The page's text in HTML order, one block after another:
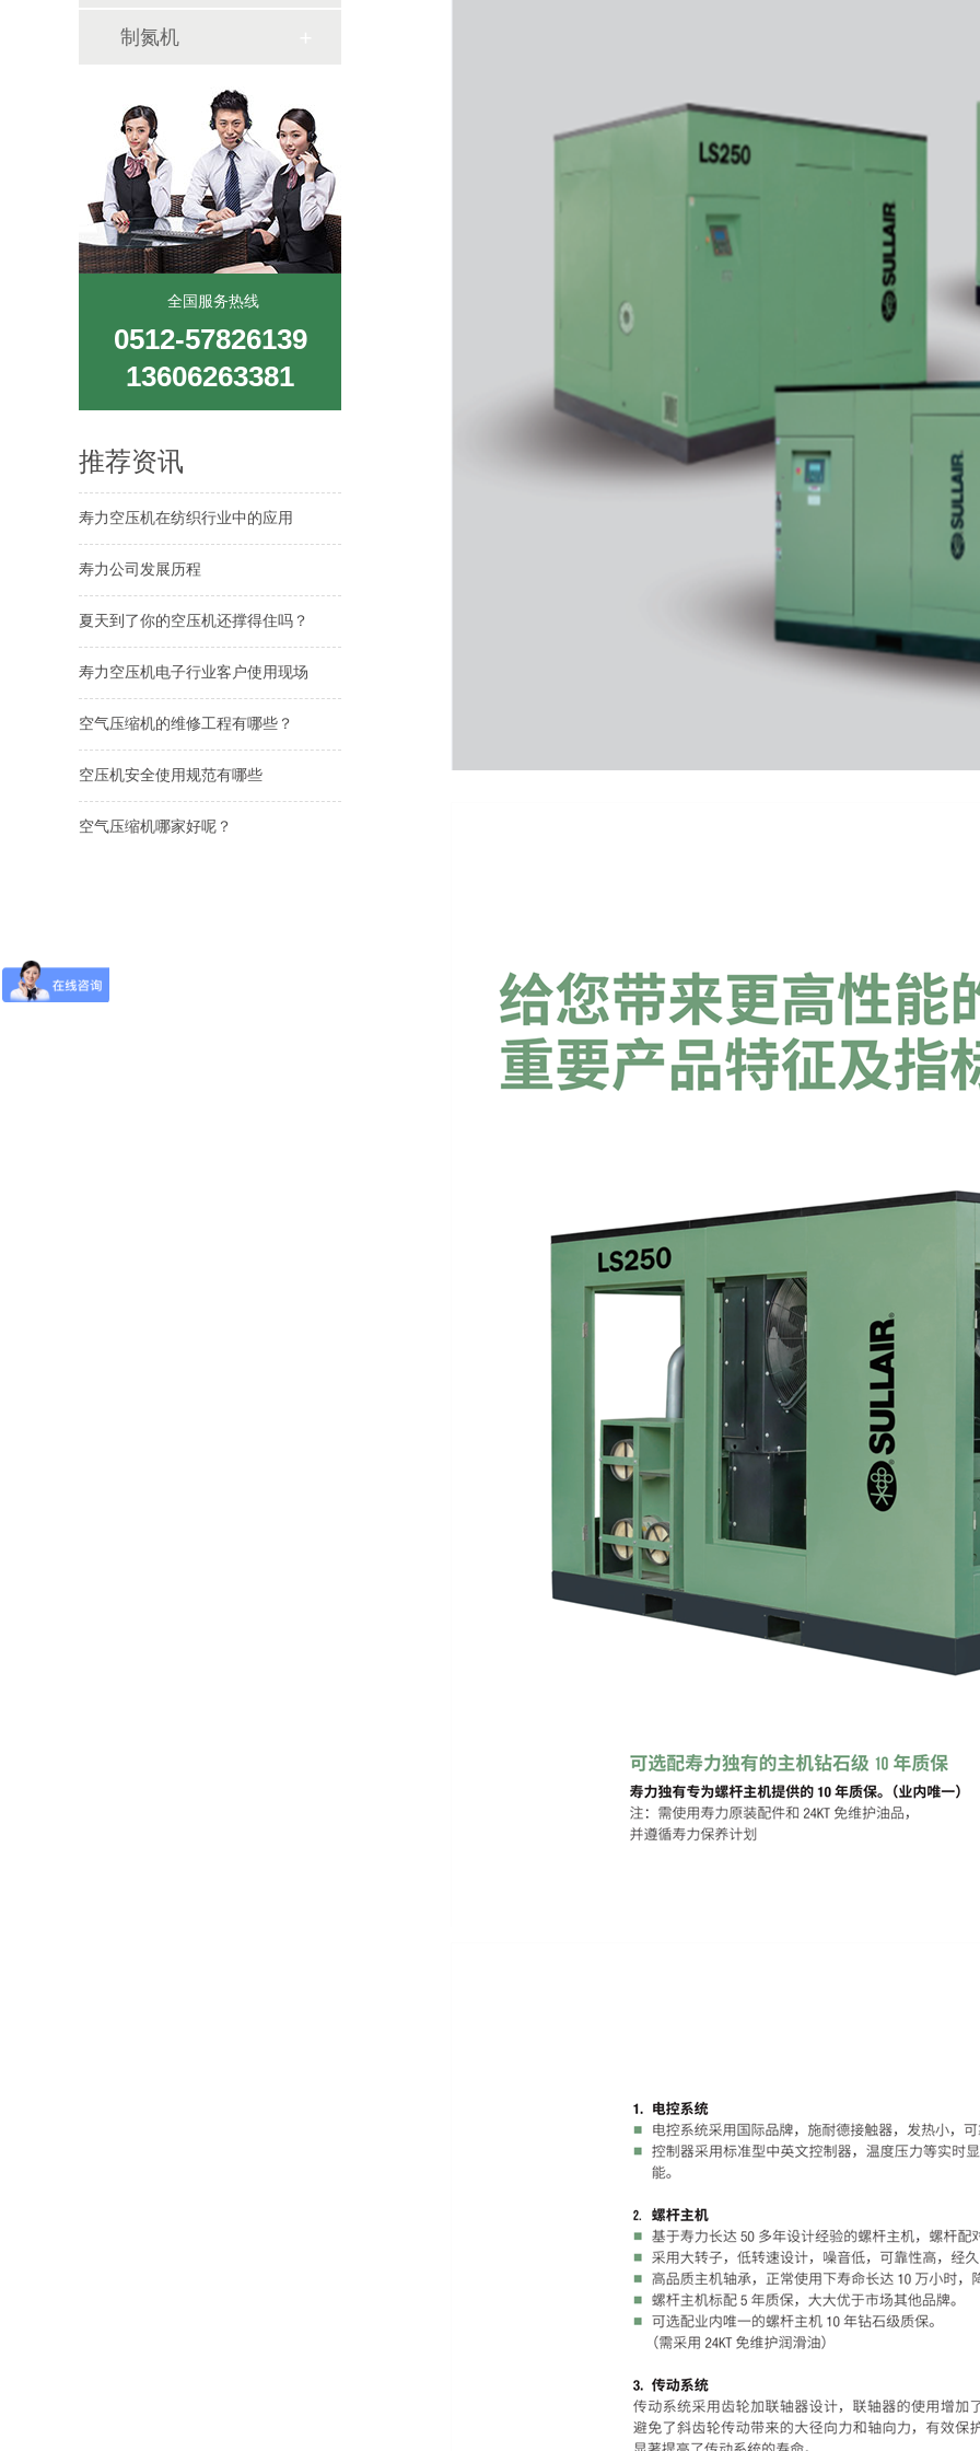
制氮机
全国服务热线
0512-57826139
13606263381
推荐资讯
寿力空压机在纺织行业中的应用
寿力公司发展历程
夏天到了你的空压机还撑得住吗？
寿力空压机电子行业客户使用现场
空气压缩机的维修工程有哪些？
空压机安全使用规范有哪些
空气压缩机哪家好呢？